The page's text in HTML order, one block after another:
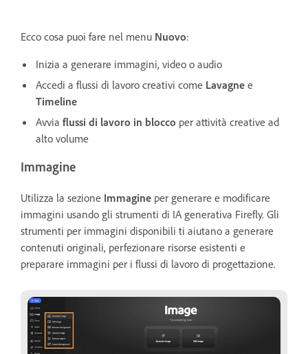
Ecco cosa puoi fare nel menu Nuovo:
Inizia a generare immagini, video o audio
Accedi a flussi di lavoro creativi come Lavagne e
Timeline
Avvia flussi di lavoro in blocco per attività creative ad
alto volume
Immagine
Utilizza la sezione Immagine per generare e modificare
immagini usando gli strumenti di IA generativa Firefly. Gli
strumenti per immagini disponibili ti aiutano a generare
contenuti originali, perfezionare risorse esistenti e
preparare immagini per i flussi di lavoro di progettazione.